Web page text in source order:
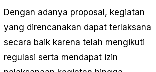
Dengan adanya proposal, kegiatan
yang direncanakan dapat terlaksana
secara baik karena telah mengikuti
regulasi serta mendapat izin